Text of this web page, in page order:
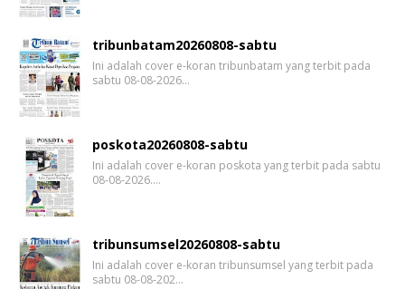
tribunbatam20260808-sabtu
Ini adalah cover e-koran tribunbatam yang terbit pada
sabtu 08-08-2026…
poskota20260808-sabtu
Ini adalah cover e-koran poskota yang terbit pada sabtu
08-08-2026.…
tribunsumsel20260808-sabtu
Ini adalah cover e-koran tribunsumsel yang terbit pada
sabtu 08-08-202…